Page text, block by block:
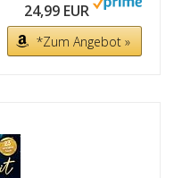
24,99 EUR
*Zum Angebot »